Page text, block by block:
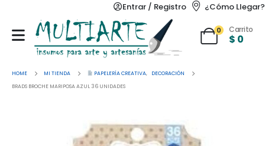
Entrar / Registro ¿Cómo Llegar?
0 Carrito
$ 0
HOME MI TIENDA PAPELERÍA CREATIVA,
DECORACIÓN
BRADS BROCHE MARIPOSA AZUL 36 UNIDADES